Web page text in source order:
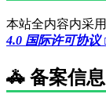
本站全内容内采用
4.0 国际许可协议
🚓 备案信息